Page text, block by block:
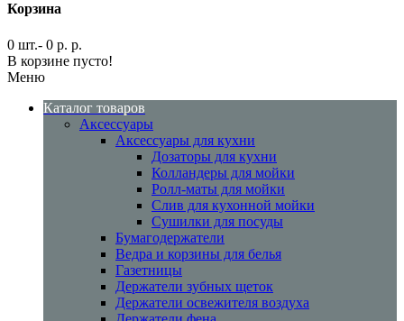
Корзина
0 шт.- 0 р. р.
В корзине пусто!
Меню
Каталог товаров
Аксессуары
Аксессуары для кухни
Дозаторы для кухни
Колландеры для мойки
Ролл-маты для мойки
Слив для кухонной мойки
Сушилки для посуды
Бумагодержатели
Ведра и корзины для белья
Газетницы
Держатели зубных щеток
Держатели освежителя воздуха